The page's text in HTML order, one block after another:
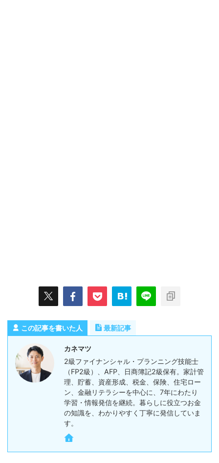
この記事を書いた人 最新記事
カネマツ
2級ファイナンシャル・プランニング技能士
（FP2級）、AFP、日商簿記2級保有。家計管
理、貯蓄、資産形成、税金、保険、住宅ロー
ン、金融リテラシーを中心に、7年にわたり
学習・情報発信を継続。暮らしに役立つお金
の知識を、わかりやすく丁寧に発信していま
す。